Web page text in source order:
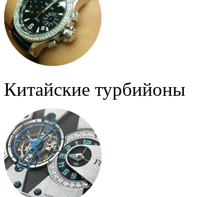
Китайские турбийоны